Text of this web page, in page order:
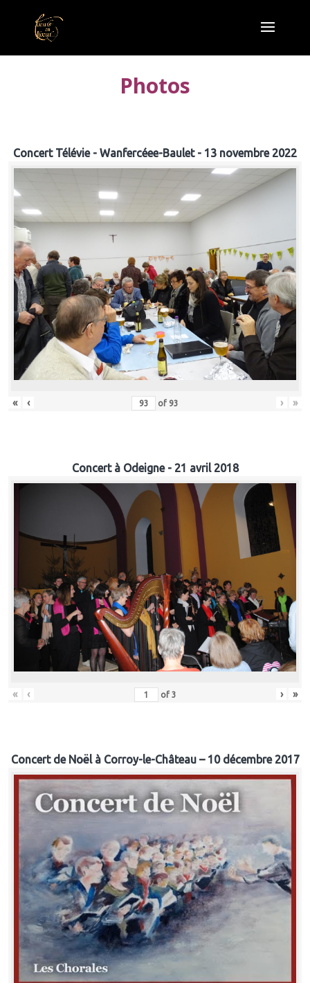
Photos
Concert Télévie - Wanfercéee-Baulet - 13 novembre 2022
« ‹ of 93 › »
Concert à Odeigne - 21 avril 2018
« ‹ of 3 › »
Concert de Noël à Corroy-le-Château – 10 décembre 2017